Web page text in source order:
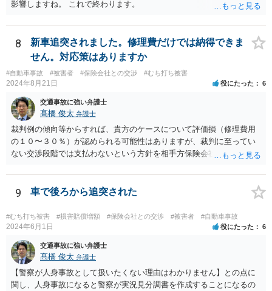
影響しますね。 これで終わります。
8
新車追突されました。修理費だけでは納得できま
せん。対応策はありますか
#自動車事故 #被害者 #保険会社との交渉 #むち打ち被害
2024年8月21日 役にたった 6
交通事故に強い弁護士
髙橋 俊太 弁護士
裁判例の傾向等からすれば、貴方のケースについて評価損（修理費用
の１０〜３０％）が認められる可能性はありますが、裁判に至ってい
ない交渉段階では支払わないという方針を相手方保険会社が貫く可能
9 車で後ろから追突された
#むち打ち被害 #損害賠償増額 #保険会社との交渉 #被害者 #自動車事故
2024年6月1日 役にたった 6
交通事故に強い弁護士
髙橋 俊太 弁護士
【警察が人身事故として扱いたくない理由はわかりません】との点に
関し、人身事故になると警察が実況見分調書を作成することになるの